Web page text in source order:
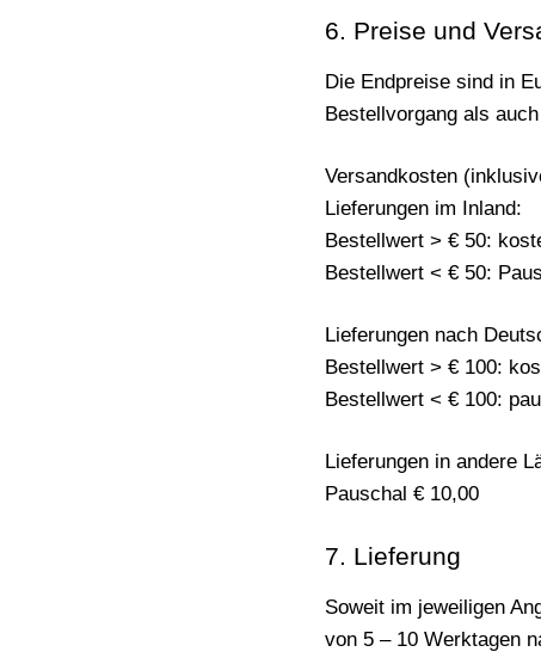
6. Preise und
Die Endpreise sind in
Bestellvorgang als
Versandkosten
Lieferungen im Inland:
Bestellwert > € 50:
Bestellwert < € 50:
Lieferungen nach
Bestellwert > € 100:
Bestellwert < € 100:
Lieferungen in andere
Pauschal € 10,00
7. Lieferung
Soweit im jeweiligen
von 5 – 10 Werktagen